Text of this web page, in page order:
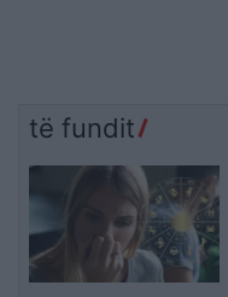
të fundit